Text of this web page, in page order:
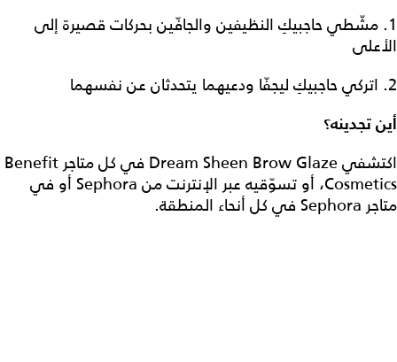
1. مشّطي حاجبيكِ النظيفين والجافّين بحركات قصيرة إلى
الأعلى
2. اتركي حاجبيكِ ليجفّا ودعيهما يتحدثان عن نفسهما
أين تجدينه؟
اكتشفي Dream Sheen Brow Glaze في كل متاجر Benefit
Cosmetics، أو تسوّقيه عبر الإنترنت من Sephora أو في
متاجر Sephora في كل أنحاء المنطقة.